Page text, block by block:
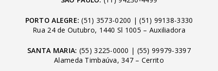
PORTO ALEGRE: (51) 3573-0200 |(51) 99138-3330
Rua 24 de Outubro, 1440 Sl 1005 – Auxiliadora
SANTA MARIA: (55) 3225-0000 | (55) 99979-3397
Alameda Timbaúva, 347 – Cerrito